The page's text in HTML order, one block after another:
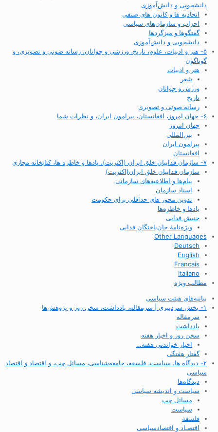
دانشجویی و دانش‌آموزی
اتحادیه ها و کانون های صنفی
احزاب و سازمان‌های سیاسی
گفتگوها و میزگردها
دانشجویی و دانش‌آموزی
۵- هنر و ادبیات، علوم، تاریخ، ورزشی و جوانان، رسانه صوتی و تصویری، و
گوناگون
هنر و ادبیات
شعر
ورزش و جوانان
تاریخ
رسانه صوتی و تصویری
۶- جهان امروز، افغانستان، پیرامون ایران، و نظرات شما
جهان امروز
بین‌المللی
پیرامون ایران
افغانستان
۷- سازمان فداییان خلق ایران (اکثریت)، یادها و خاطره ها، کتابخانه مجازی
سازمان فداییان خلق ایران(اکثریت)
پیام‌ها و اطلاعیه‌های سازمانی
اسناد سازمان
تدوین محور های حداقلی برای حکومت
یادها و خاطره‌ها
جنبش فدایی
ویژه‌نامهٔ جان‌باختگان فدایی
Other Languages
Deutsch
English
Francais
Italiano
مطالب ویژه
بیانیه‌های هیئت سیاسی
۱- بخش سردبیری | سرمقاله، یادداشت، سخن روز و پژوهش‌ها
سرمقاله
یادداشت
سخن روز و اخبار هفته
اخبار خواندنی هفته…
گفتار هفتگی
۲- دیدگاه ها، سیاست، فلسفه، جامعه‌شناسی، مسائل چپ، و اقتصاد و اقتصاد
سیاسی
دیدگاه‌ها
سیاست و اندیشه سیاسی
مسائل چپ
سیاست
فلسفه
اقتصـاد و اقتصاد‌سیاسی